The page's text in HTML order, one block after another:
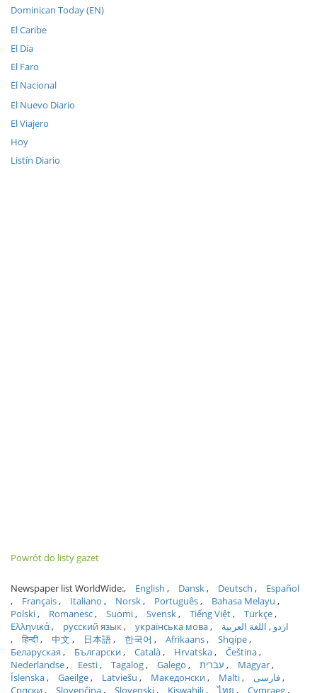
Dominican Today (EN)
El Caribe
El Día
El Faro
El Nacional
El Nuevo Diario
El Viajero
Hoy
Listín Diario
Powrót do listy gazet
Newspaper list WorldWide: English Dansk Deutsch
Español
Français
Italiano Norsk Português
Bahasa Melayu
Polski
Romanesc Suomi Svensk Tiếng Việt
Türkçe
Ελληνικά
русский язык українська мова اردو
اللغة العربية
हिन्दी
中文 日本語 한국어 Afrikaans
Shqipe
Беларуская
Български Català Hrvatska
Čeština
Nederlandse
Eesti Tagalog Galego עברית
Magyar
Íslenska
Gaeilge Latviešu Македонски Malti
فارسی
Српски
Slovenčina Slovenski Kiswahili ไทย Cymraeg